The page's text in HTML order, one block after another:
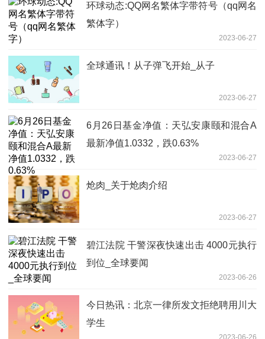
环球动态:QQ网名繁体字带符号（qq网名
繁体字）
2023-06-27
全球通讯！从子弹飞开始_从子
2023-06-27
6月26日基金净值：天弘安康颐和混合A
最新净值1.0332，跌0.63%
2023-06-27
炝肉_关于炝肉介绍
2023-06-27
碧江法院 干警深夜快速出击 4000元执行
到位_全球要闻
2023-06-26
今日热讯：北京一律所发文拒绝聘用川大
学生